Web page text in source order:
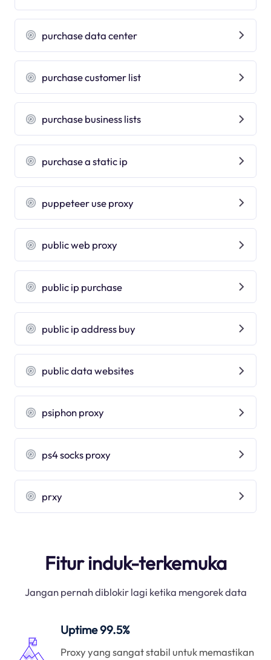
purchase data center
purchase customer list
purchase business lists
purchase a static ip
puppeteer use proxy
public web proxy
public ip purchase
public ip address buy
public data websites
psiphon proxy
ps4 socks proxy
prxy
Fitur induk-terkemuka
Jangan pernah diblokir lagi ketika mengorek data
Uptime 99.5%
Proxy yang sangat stabil untuk memastikan